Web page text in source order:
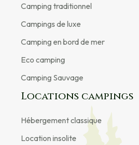
Camping traditionnel
Campings de luxe
Camping en bord de mer
Eco camping
Camping Sauvage
Locations campings
Hébergement classique
Location insolite